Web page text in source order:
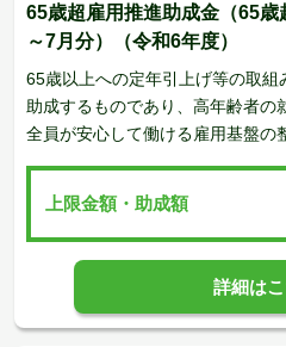
65歳超雇用推進助成金（65
～7月分）（令和6年度）
65歳以上への定年引上げ等の取
助成するものであり、高年齢者の
全員が安心して働ける雇用基盤の
上限金額・助成額
詳細は